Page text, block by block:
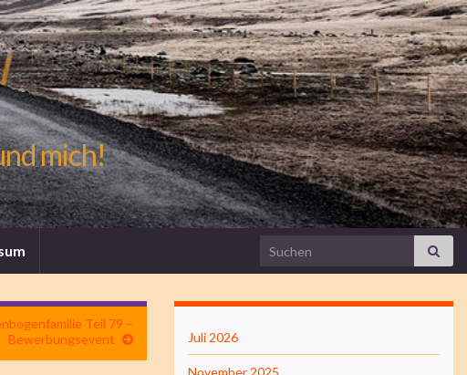
mich!
Search for:
Teil 79 –
Bewerbungsevent
Juli 2026
November 2025